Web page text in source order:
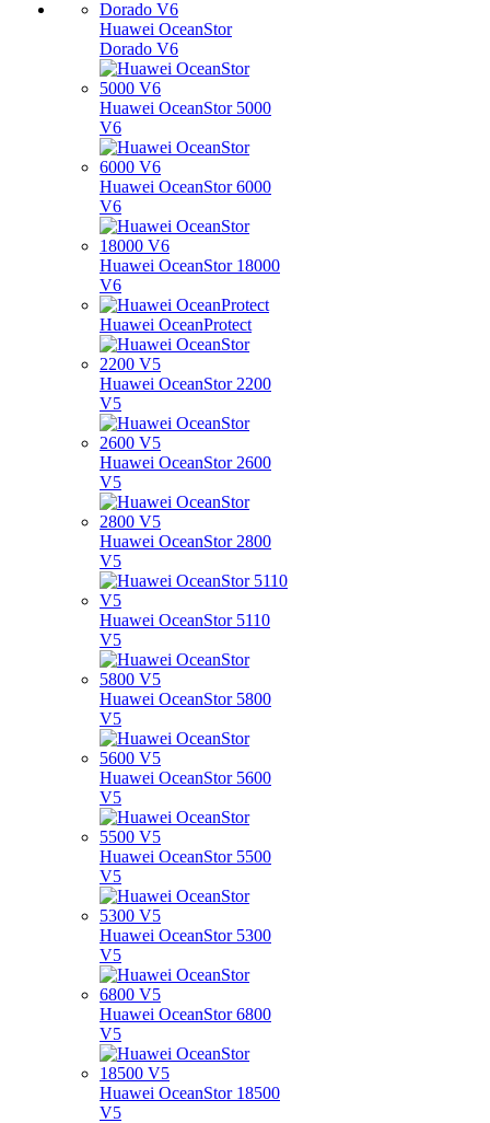
Huawei OceanStor
Dorado V6
Huawei OceanStor 5000
V6
Huawei OceanStor 6000
V6
Huawei OceanStor 18000
V6
Huawei OceanProtect
Huawei OceanStor 2200
V5
Huawei OceanStor 2600
V5
Huawei OceanStor 2800
V5
Huawei OceanStor 5110
V5
Huawei OceanStor 5800
V5
Huawei OceanStor 5600
V5
Huawei OceanStor 5500
V5
Huawei OceanStor 5300
V5
Huawei OceanStor 6800
V5
Huawei OceanStor 18500
V5